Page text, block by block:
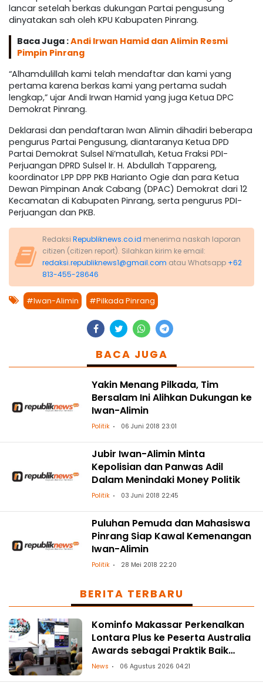
lancar setelah berkas dukungan Partai pengusung
dinyatakan sah oleh KPU Kabupaten Pinrang.
Baca Juga :Andi Irwan Hamid dan Alimin Resmi
Pimpin Pinrang
“Alhamdulillah kami telah mendaftar dan kami yang
pertama karena berkas kami yang pertama sudah
lengkap,” ujar Andi Irwan Hamid yang juga Ketua DPC
Demokrat Pinrang.
Deklarasi dan pendaftaran Iwan Alimin dihadiri beberapa
pengurus Partai Pengusung, diantaranya Ketua DPD
Partai Demokrat Sulsel Ni’matullah, Ketua Fraksi PDI-
Perjuangan DPRD Sulsel Ir. H. Abdullah Tappareng,
koordinator LPP DPP PKB Harianto Ogie dan para Ketua
Dewan Pimpinan Anak Cabang (DPAC) Demokrat dari 12
Kecamatan di Kabupaten Pinrang, serta pengurus PDI-
Perjuangan dan PKB.
Redaksi Republiknews.co.id menerima naskah laporan
citizen (citizen report). Silahkan kirim ke email:
redaksi.republiknews1@gmail.com atau Whatsapp +62
813-455-28646
#Iwan-Alimin #Pilkada Pinrang
BACA JUGA
Yakin Menang Pilkada, Tim
Bersalam Ini Alihkan Dukungan ke
Iwan-Alimin
Politik 06 Juni 2018 23:01
Jubir Iwan-Alimin Minta
Kepolisian dan Panwas Adil
Dalam Menindaki Money Politik
Politik 03 Juni 2018 22:45
Puluhan Pemuda dan Mahasiswa
Pinrang Siap Kawal Kemenangan
Iwan-Alimin
Politik 28 Mei 2018 22:20
BERITA TERBARU
Kominfo Makassar Perkenalkan
Lontara Plus ke Peserta Australia
Awards sebagai Praktik Baik
Transformasi Digital
News 06 Agustus 2026 04:21